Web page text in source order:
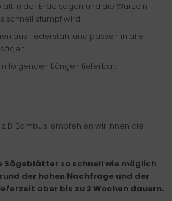
in der Erde sägen und die Wurzeln
schnell stumpf wird.
aus Federstahl und passen in alle
folgenden Längen lieferbar:
B. Bambus, empfehlen wir Ihnen die
Sägeblätter so schnell wie möglich
der hohen Nachfrage und der
aber bis zu 2 Wochen dauern.